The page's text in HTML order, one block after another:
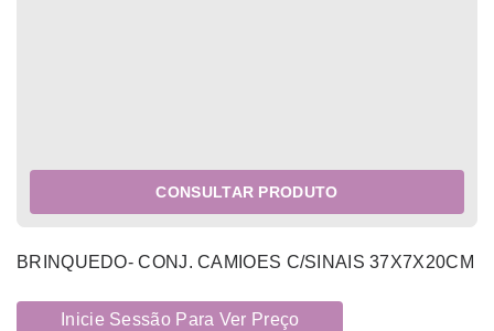
CONSULTAR PRODUTO
BRINQUEDO- CONJ. CAMIOES C/SINAIS 37X7X20CM
Inicie Sessão Para Ver Preço